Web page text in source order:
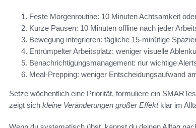
Feste Morgenroutine: 10 Minuten Achtsamkeit
Kurze Pausen: 10 Minuten offline nach jeder
Bewegung integrieren: tägliche 15‑minütige
Entrümpelter Arbeitsplatz: weniger visuelle
Benachrichtigungsmanagement: nur wichtige
Meal‑Prepping: weniger Entscheidungsaufwand
Setze wöchentlich eine Priorität, formuliere ein
zeigt sich kleine Veränderungen großer Effektklar im